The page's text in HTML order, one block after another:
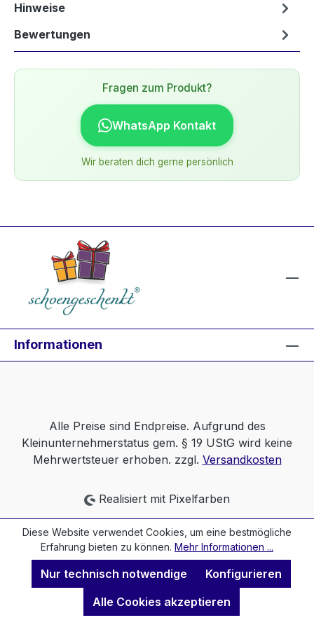
Hinweise
Bewertungen
Fragen zum Produkt?
WhatsApp Kontakt
Wir beraten dich gerne persönlich
Informationen
Alle Preise sind Endpreise. Aufgrund des
Kleinunternehmerstatus gem. § 19 UStG wird keine
Mehrwertsteuer erhoben. zzgl. Versandkosten
Realisiert mit Pixelfarben
Diese Website verwendet Cookies, um eine bestmögliche
Erfahrung bieten zu können. Mehr Informationen ...
Nur technisch notwendige
Konfigurieren
Alle Cookies akzeptieren